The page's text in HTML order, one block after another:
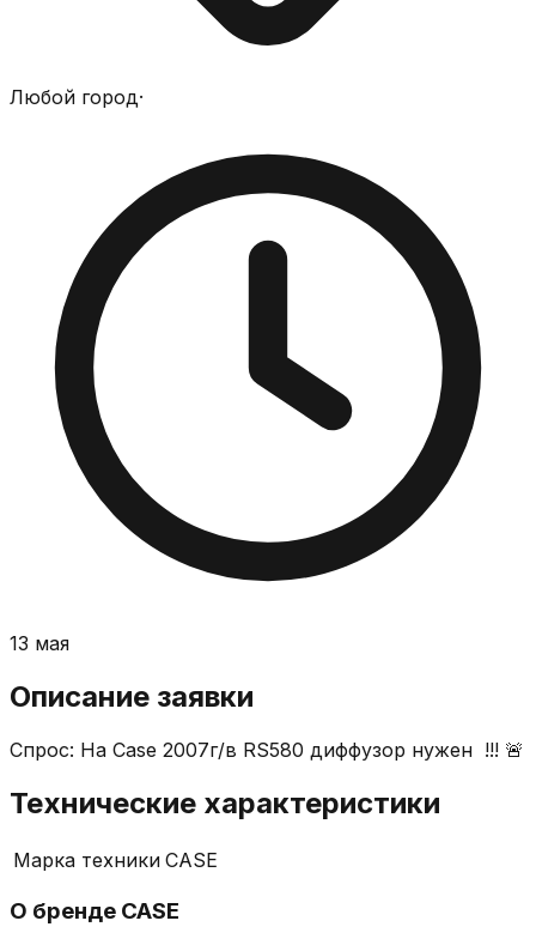
Любой город·
13 мая
Описание заявки
Спрос: На Case 2007г/в RS580 диффузор нужен !!! 🚨
Технические характеристики
Марка техники CASE
О бренде CASE